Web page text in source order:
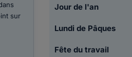
sur
Jour de l'an
Lundi de Pâques
Fête du travail